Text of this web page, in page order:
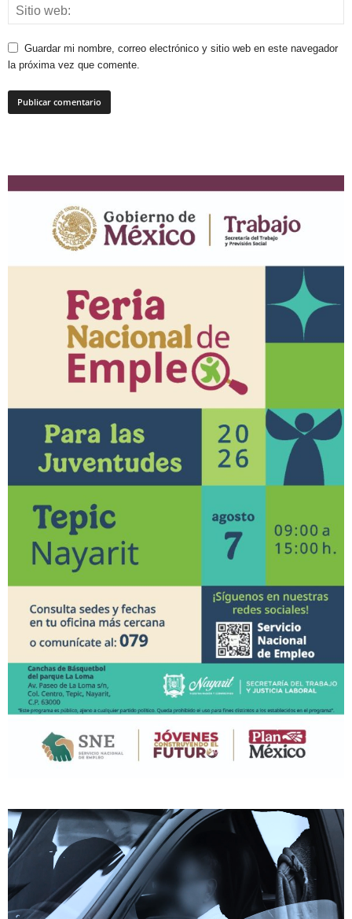
Guardar mi nombre, correo electrónico y sitio web en este navegador
la próxima vez que comente.